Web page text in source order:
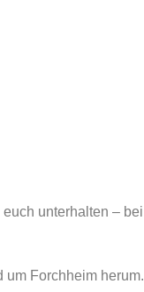
unterhalten – bei
um Forchheim herum.